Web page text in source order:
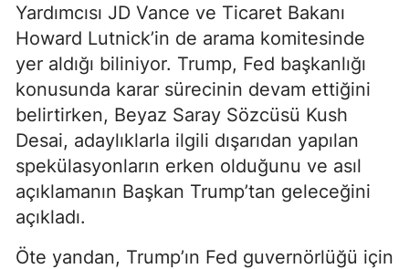
Yardımcısı JD Vance ve Ticaret Bakanı
Howard Lutnick’in de arama komitesinde
yer aldığı biliniyor. Trump, Fed başkanlığı
konusunda karar sürecinin devam ettiğini
belirtirken, Beyaz Saray Sözcüsü Kush
Desai, adaylıklarla ilgili dışarıdan yapılan
spekülasyonların erken olduğunu ve asıl
açıklamanın Başkan Trump’tan geleceğini
açıkladı.
Öte yandan, Trump’ın Fed guvernörlüğü için